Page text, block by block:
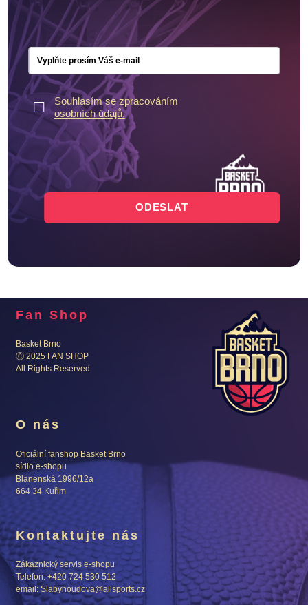
Souhlasím se zpracováním
osobních údajů.
ODESLAT
Fan Shop
Basket Brno
Ⓒ 2025 FAN SHOP
All Rights Reserved
O nás
Oficiální fanshop Basket Brno
sídlo e-shopu
Blanenská 1996/12a
664 34 Kuřim
Kontaktujte nás
Zákaznický servis e-shopu
Telefon: +420 724 530 512
email: Slabyhoudova@allsports.cz